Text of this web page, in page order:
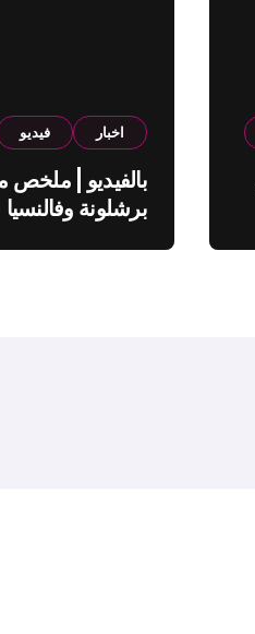
اخبار فيديو
بالفيديو | ملخص